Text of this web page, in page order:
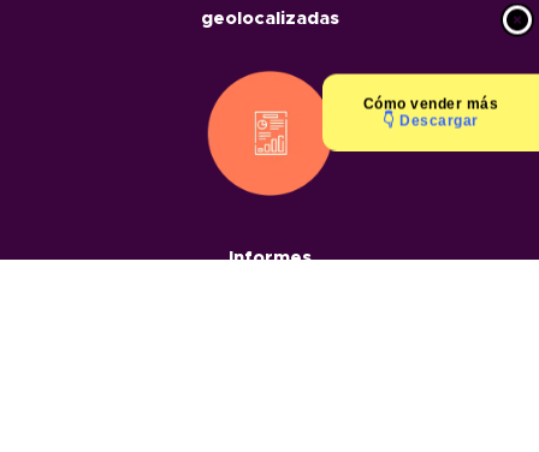
Cómovender más
👇 Descargar
geolocalizadas
Informes